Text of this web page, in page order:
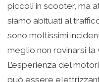
piccoli in scooter, ma
siamo abituati al
sono moltissimi
meglio non rovinarsi
L’esperienza del
può essere